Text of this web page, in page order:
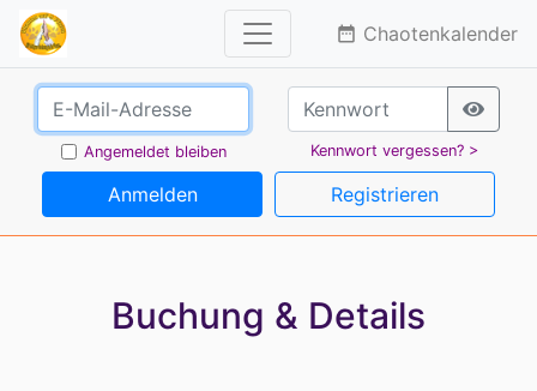
date_range Chaotenkalender
Angemeldet bleiben Kennwort vergessen? >
Anmelden Registrieren
Buchung & Details